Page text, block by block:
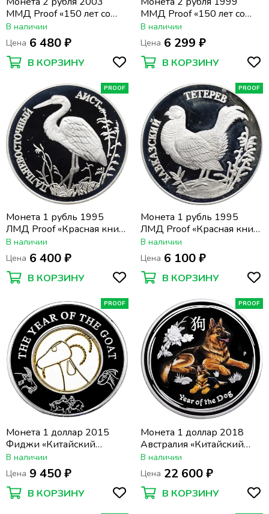
ММД Proof «150 лет со
дня рождения Владимира
Алексеевича
Гиляровского»
В наличии
Цена 6 480 ₽
В КОРЗИНУ
ММД Proof «150 лет со
дня рождения Ивана
Павлова»
В наличии
Цена 6 299 ₽
В КОРЗИНУ
PROOF
Монета 1 рубль 1995
ЛМД Proof «Красная книга
- Дальневосточный аист»
В наличии
Цена 6 400 ₽
В КОРЗИНУ
PROOF
Монета 1 рубль 1995
ЛМД Proof «Красная книга
- Кавказский тетерев»
В наличии
Цена 6 100 ₽
В КОРЗИНУ
PROOF
Монета 1 доллар 2015
Фиджи «Китайский
гороскоп - Год козы» в
футляре
В наличии
Цена 9 450 ₽
В КОРЗИНУ
PROOF
Монета 1 доллар 2018
Австралия «Китайский
гороскоп - год собаки.
Лунный календарь» в
футляре
В наличии
Цена 22 600 ₽
В КОРЗИНУ